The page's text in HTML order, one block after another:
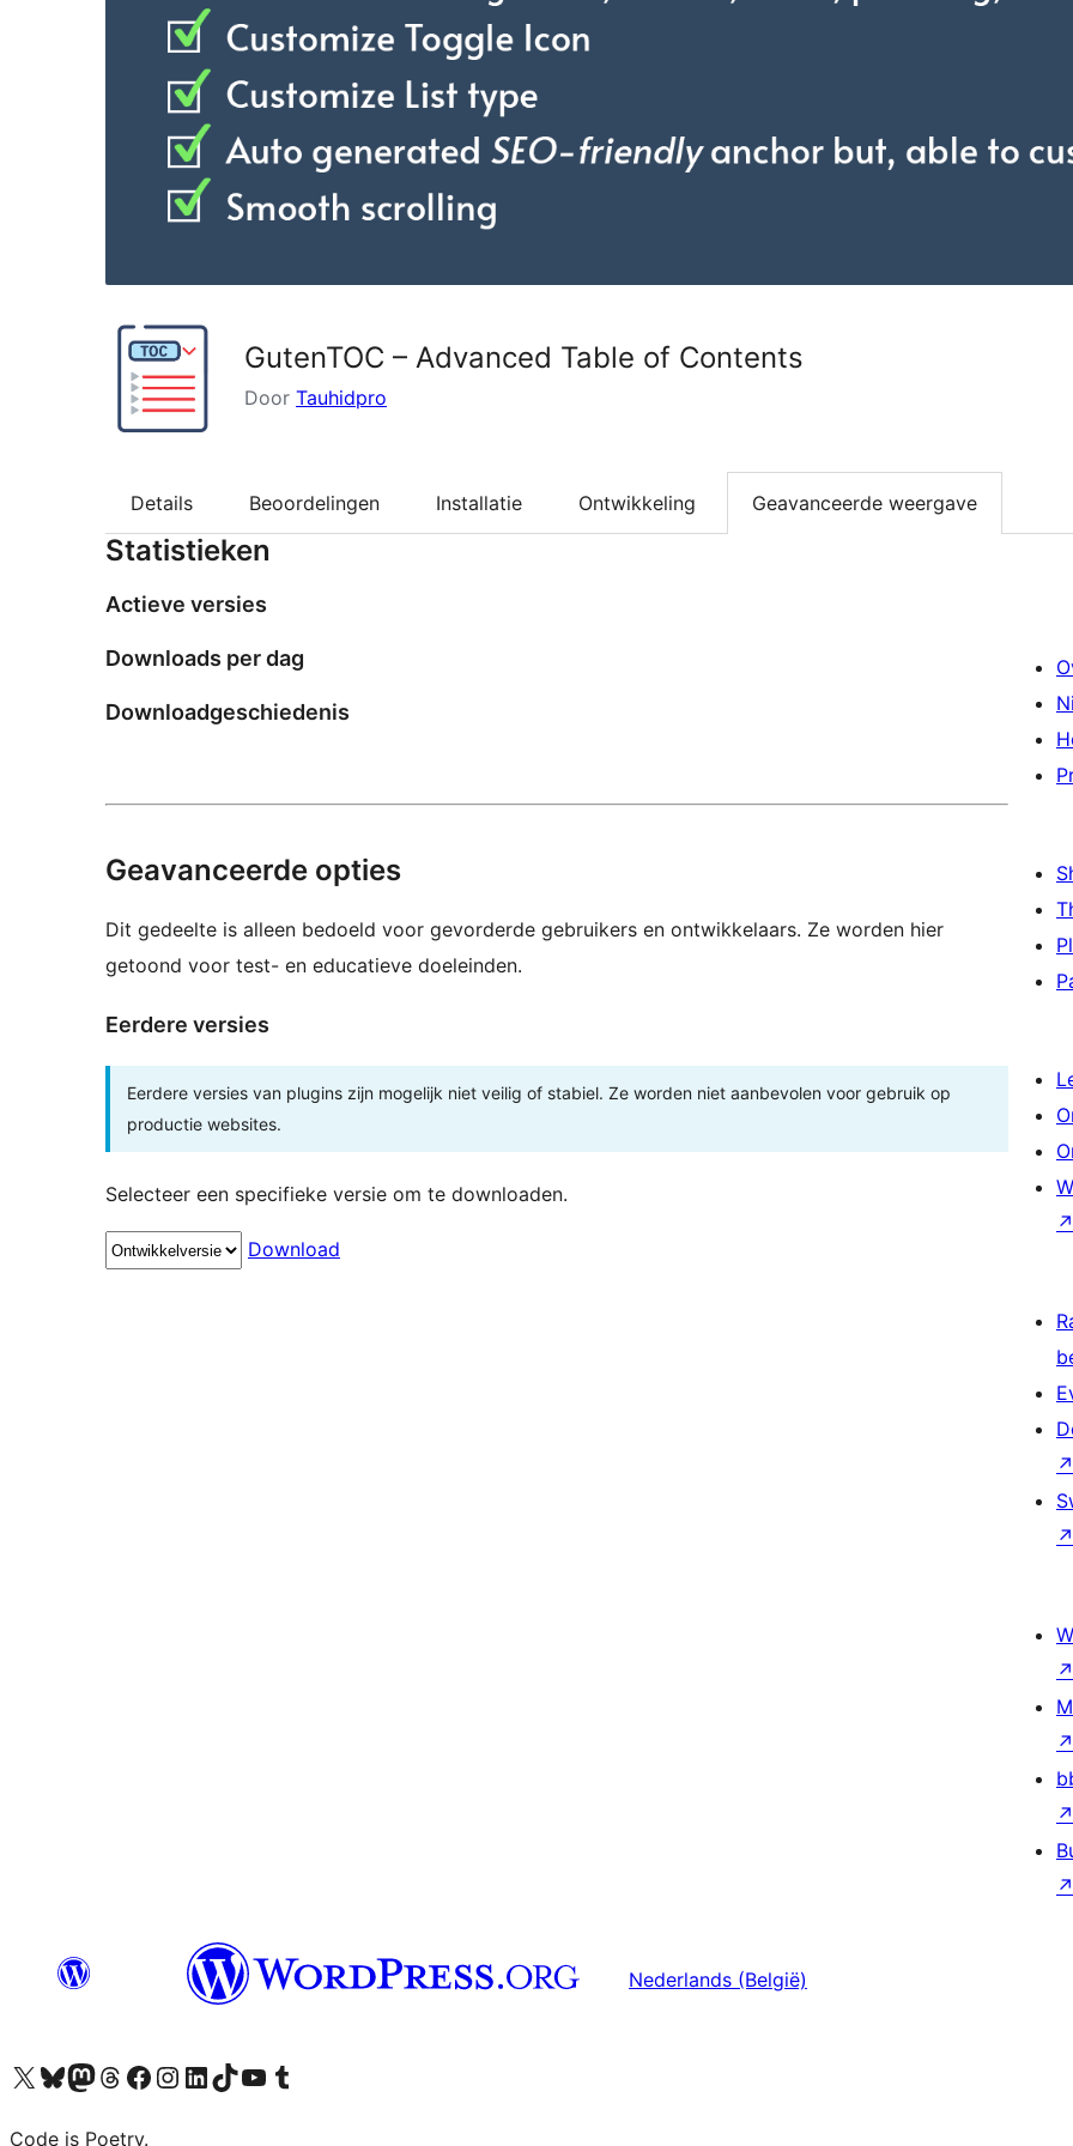
GutenTOC – Advanced Table of Contents
Door Tauhidpro
Details Beoordelingen Installatie Ontwikkeling Geavanceerde weergave
Statistieken
Actieve versies
Downloads per dag
Downloadgeschiedenis
Geavanceerde opties
Dit gedeelte is alleen bedoeld voor gevorderde gebruikers en ontwikkelaars. Ze worden hier
getoond voor test- en educatieve doeleinden.
Eerdere versies
Eerdere versies van plugins zijn mogelijk niet veilig of stabiel. Ze worden niet aanbevolen voor gebruik op
productie websites.
Selecteer een specifieke versie om te downloaden.
Download
↗
↗
↗
↗
↗
↗
↗
Nederlands (België)
Bezoek ons X (voorheen Twitter) account
Bezoek onze Bluesky account
Bezoek ons Mastodon account
Bezoek onze Threads account
Onze Facebookpagina bezoeken
Bezoek onze Instagram account
Bezoek onze LinkedIn account
Bezoek onze TikTok account
Bezoek ons YouTube kanaalBezoek onze Tumblr account
Code is Poetry.